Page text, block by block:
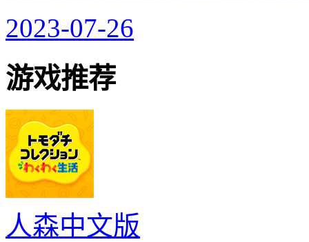
2023-07-26
游戏推荐
人森中文版